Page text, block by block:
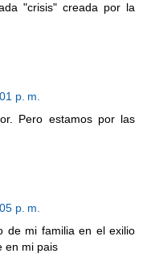
"crisis" creada por la
p. m.
Pero estamos por las
p. m.
de mi familia en el exilio
en mi pais